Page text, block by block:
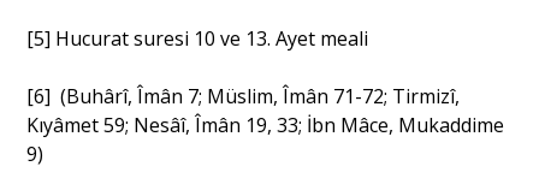
[5] Hucurat suresi 10 ve 13. Ayet meali
[6] (Buhârî, Îmân 7; Müslim, Îmân 71-72; Tirmizî,
Kıyâmet 59; Nesâî, Îmân 19, 33; İbn Mâce, Mukaddime
9)